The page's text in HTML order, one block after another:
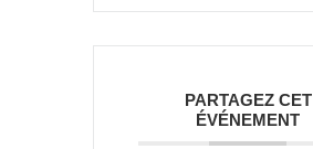
PARTAGEZ CET
ÉVÉNEMENT